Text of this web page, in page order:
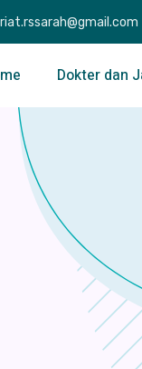
Dokter dan